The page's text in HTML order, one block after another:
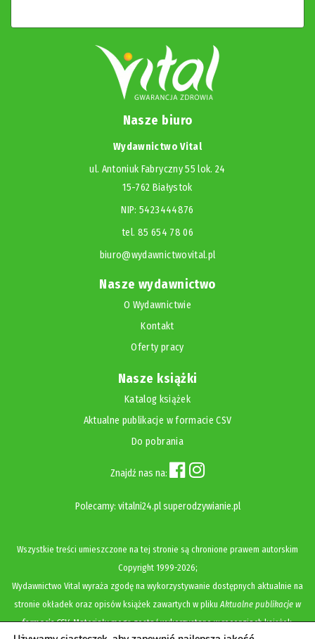
Nasze biuro
Wydawnictwo Vital
ul. Antoniuk Fabryczny 55 lok. 24
15-762 Białystok
NIP: 5423444876
tel. 85 654 78 06
biuro@wydawnictwovital.pl
Nasze wydawnictwo
O Wydawnictwie
Kontakt
Oferty pracy
Nasze książki
Katalog książek
Aktualne publikacje w formacie CSV
Do pobrania
Znajdź nas na:
Polecamy: vitalni24.pl superodzywianie.pl
Wszystkie treści umieszczone na tej stronie są chronione prawem autorskim
Copyright1999-2026;
Wydawnictwo Vital wyraża zgodę na wykorzystywanie dostępnych aktualnie na
stronie okładek oraz opisów książek zawartych w plikuAktualne publikacje w
formacie CSV. Materiały mogą zostać wykorzystane w recenzjach książek,